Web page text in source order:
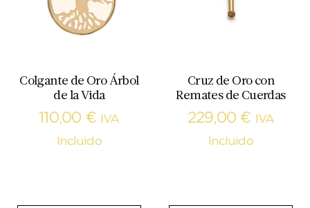
Colgante de Oro Árbol
de la Vida
110,00 €
IVA
Incluido
Cruz de Oro con
Remates de Cuerdas
229,00 €
IVA
Incluido